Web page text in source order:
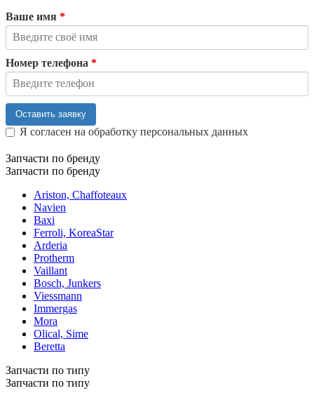
Ваше имя *
Номер телефона *
Оставить заявку
Я согласен на обработку персональных данных
Запчасти по бренду
Запчасти по бренду
Ariston, Chaffoteaux
Navien
Baxi
Ferroli, KoreaStar
Arderia
Protherm
Vaillant
Bosch, Junkers
Viessmann
Immergas
Mora
Olical, Sime
Beretta
Запчасти по типу
Запчасти по типу